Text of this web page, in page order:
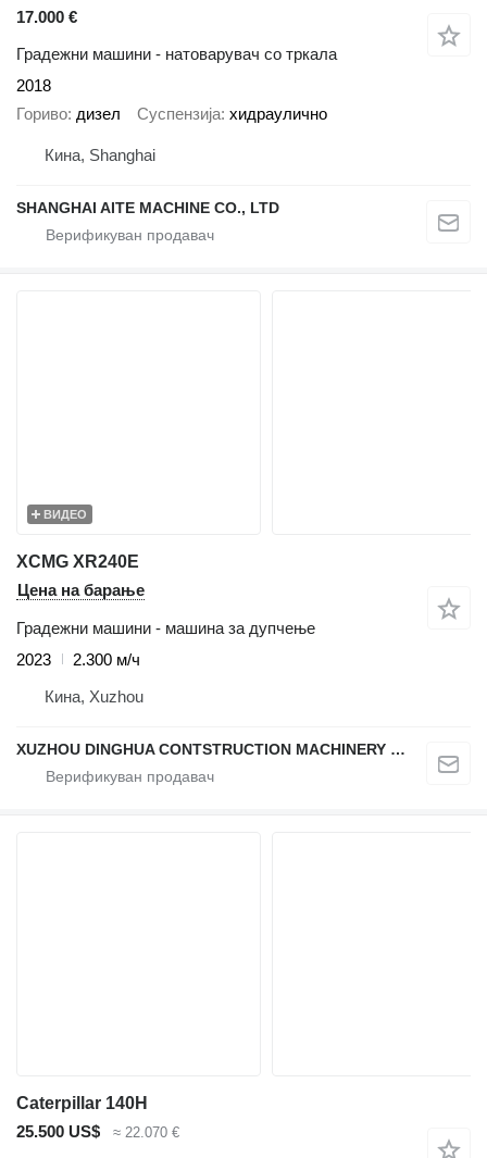
17.000 €
Градежни машини - натоварувач со тркала
2018
Гориво дизел Суспензија хидраулично
Кина, Shanghai
SHANGHAI AITE MACHINE CO., LTD
ВИДЕО
XCMG XR240E
Цена на барање
Градежни машини - машина за дупчење
2023
2.300 м/ч
Кина, Xuzhou
XUZHOU DINGHUA CONTSTRUCTION MACHINERY CO., LTD.
Caterpillar 140H
25.500 US$
≈ 22.070 €